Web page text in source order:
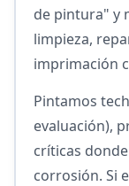
de pintura" y
limpieza,
imprimación
Pintamos
evaluación),
críticas
corrosión. Si